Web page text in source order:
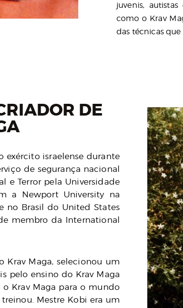
juvenis,
como o Krav
das técnicas que
DE
exército israelense durante
de segurança nacional
e Terror pela Universidade
a Newport University na
no Brasil do United States
membro da International
Krav Maga, selecionou um
pelo ensino do Krav Maga
Krav Maga para o mundo
Mestre Kobi era um